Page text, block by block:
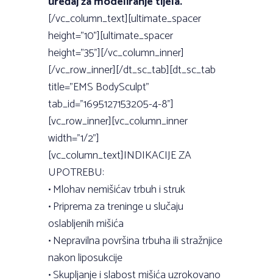
[/vc_column_text][ultimate_spacer
height=”10”][ultimate_spacer
height=”35”][/vc_column_inner]
[/vc_row_inner][/dt_sc_tab][dt_sc_tab
title=”EMS BodySculpt”
tab_id=”1695127153205-4-8”]
[vc_row_inner][vc_column_inner
width=”1/2”]
[vc_column_text]INDIKACIJE ZA
UPOTREBU:
• Mlohav nemišićav trbuh i struk
• Priprema za treninge u slučaju
oslabljenih mišića
• Nepravilna površina trbuha ili stražnjice
nakon liposukcije
• Skupljanje i slabost mišića uzrokovano